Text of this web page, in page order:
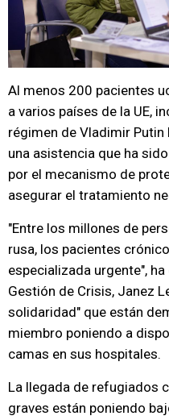
Al menos 200 pacientes
a varios países de la UE,
régimen de Vladimir Putin
una asistencia que ha
por el mecanismo de
asegurar el tratamiento
"Entre los millones de
rusa, los pacientes
especializada urgente",
Gestión de Crisis, Janez
solidaridad" que están
miembro poniendo a
camas en sus hospitales.
La llegada de refugiados
graves están poniendo